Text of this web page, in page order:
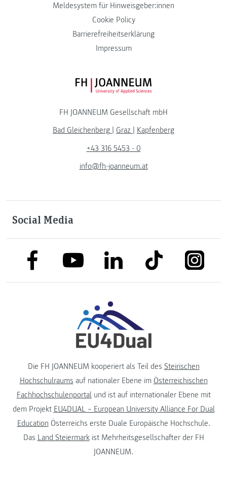
Meldesystem für Hinweisgeber:innen
Cookie Policy
Barrierefreiheitserklärung
Impressum
FH JOANNEUM Logo
FH JOANNEUM Gesellschaft mbH
Bad Gleichenberg
Graz
Kapfenberg
+43 316 5453 - 0
info@fh-joanneum.at
Social Media
link to facebooklink to youtubelink to linkedinlink to tiktok
Die FH JOANNEUM kooperiert als Teil des Steirischen
Hochschulraums auf nationaler Ebene im Österreichischen
Fachhochschulenportalund ist auf internationaler Ebene mit
dem Projekt EU4DUAL – European University Alliance For Dual
Education Österreichs erste Duale Europäische Hochschule.
Das Land Steiermarkist Mehrheitsgesellschafter der FH
JOANNEUM.